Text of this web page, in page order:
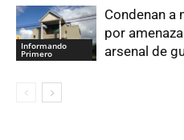
Informando
Primero
Condenan a
por
arsenal de